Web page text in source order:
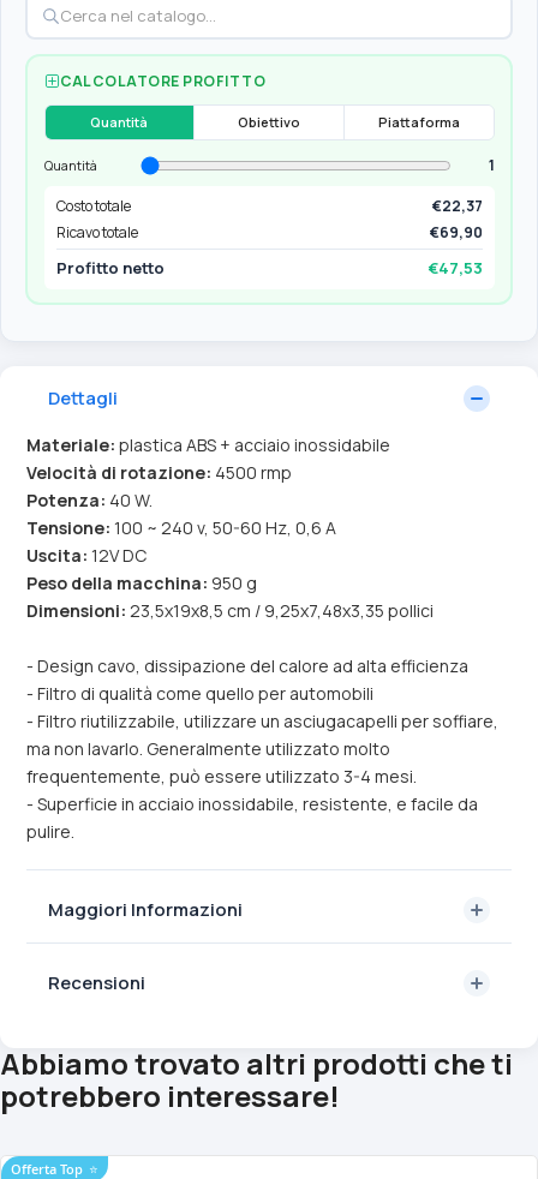
CALCOLATORE PROFITTO
Quantità Obiettivo Piattaforma
Quantità
1
Costo totale
€22,37
Ricavo totale
€69,90
Profitto netto €47,53
Dettagli
Materiale: plastica ABS + acciaio inossidabile
Velocità di rotazione: 4500 rmp
Potenza: 40 W.
Tensione: 100 ~ 240 v, 50-60 Hz, 0,6 A
Uscita: 12V DC
Peso della macchina: 950 g
Dimensioni: 23,5x19x8,5 cm / 9,25x7,48x3,35 pollici
- Design cavo, dissipazione del calore ad alta efficienza
- Filtro di qualità come quello per automobili
- Filtro riutilizzabile, utilizzare un asciugacapelli per soffiare,
ma non lavarlo. Generalmente utilizzato molto
frequentemente, può essere utilizzato 3-4 mesi.
- Superficie in acciaio inossidabile, resistente, e facile da
pulire.
Maggiori Informazioni
Recensioni
Abbiamo trovato altri prodotti che ti
potrebbero interessare!
Offerta Top ⭐